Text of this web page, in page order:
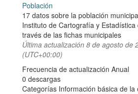
Población
17 datos sobre la población
Instituto de Cartografía y
través de las fichas municipales
Última actualización 8 de agosto de
(UTC+00:00)
Frecuencia de actualización Anual
0 descargas
Categorías Información básica de la